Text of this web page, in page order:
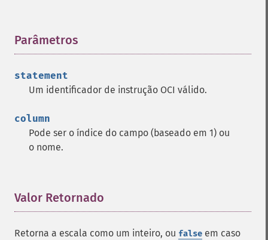
Parâmetros
statement
Um identificador de instrução OCI válido.
column
Pode ser o índice do campo (baseado em 1) ou
o nome.
Valor Retornado
Retorna a escala como um inteiro, ou false em caso